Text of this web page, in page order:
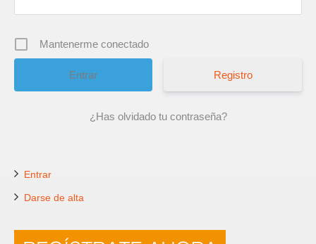
Entrar
Darse de alta
Mantenerme conectado
Registro
¿Has olvidado tu contraseña?